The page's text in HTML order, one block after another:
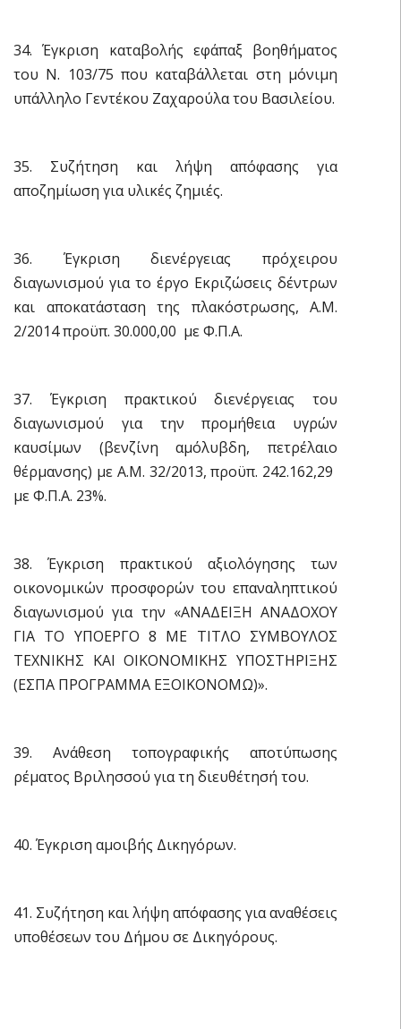
34. Έγκριση καταβολής εφάπαξ βοηθήματος
του Ν. 103/75 που καταβάλλεται στη μόνιμη
υπάλληλο Γεντέκου Ζαχαρούλα του Βασιλείου.
35. Συζήτηση και λήψη απόφασης για
αποζημίωση για υλικές ζημιές.
36. Έγκριση διενέργειας πρόχειρου
διαγωνισμού για το έργο Εκριζώσεις δέντρων
και αποκατάσταση της πλακόστρωσης, Α.Μ.
2/2014 προϋπ. 30.000,00  με Φ.Π.Α.
37. Έγκριση πρακτικού διενέργειας του
διαγωνισμού για την προμήθεια υγρών
καυσίμων (βενζίνη αμόλυβδη, πετρέλαιο
θέρμανσης) με Α.Μ. 32/2013, προϋπ. 242.162,29 
με Φ.Π.Α. 23%.
38. Έγκριση πρακτικού αξιολόγησης των
οικονομικών προσφορών του επαναληπτικού
διαγωνισμού για την «ΑΝΑΔΕΙΞΗ ΑΝΑΔΟΧΟΥ
ΓΙΑ ΤΟ ΥΠΟΕΡΓΟ 8 ΜΕ ΤΙΤΛΟ ΣΥΜΒΟΥΛΟΣ
ΤΕΧΝΙΚΗΣ ΚΑΙ ΟΙΚΟΝΟΜΙΚΗΣ ΥΠΟΣΤΗΡΙΞΗΣ
(ΕΣΠΑ ΠΡΟΓΡΑΜΜΑ ΕΞΟΙΚΟΝΟΜΩ)».
39. Ανάθεση τοπογραφικής αποτύπωσης
ρέματος Βριλησσού για τη διευθέτησή του.
40. Έγκριση αμοιβής Δικηγόρων.
41. Συζήτηση και λήψη απόφασης για αναθέσεις
υποθέσεων του Δήμου σε Δικηγόρους.